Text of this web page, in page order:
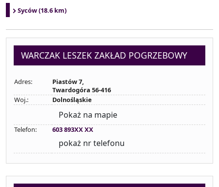
Syców (18.6 km)
WARCZAK LESZEK ZAKŁAD POGRZEBOWY
Adres:
Piastów 7,
Twardogóra 56-416
Woj.:
Dolnośląskie
Pokaż na mapie
Telefon: 603 893XX XX
pokaż nr telefonu